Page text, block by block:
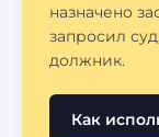
назначено
запросил
должник.
Как